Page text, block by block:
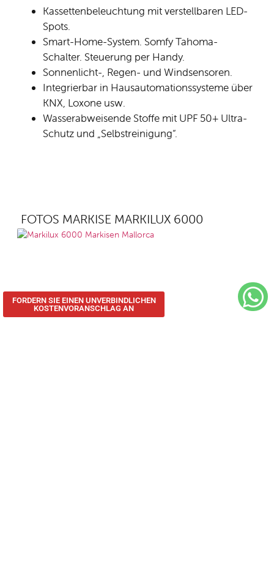
FORDERN SIE EINEN UNVERBINDLICHEN
KOSTENVORANSCHLAG AN
Kassettenbeleuchtung mit verstellbaren LED-
Spots.
Smart-Home-System. Somfy Tahoma-
Schalter. Steuerung per Handy.
Sonnenlicht-, Regen- und Windsensoren.
Integrierbar in Hausautomationssysteme über
KNX, Loxone usw.
Wasserabweisende Stoffe mit UPF 50+ Ultra-
Schutz und „Selbstreinigung“.
FOTOS MARKISE MARKILUX 6000